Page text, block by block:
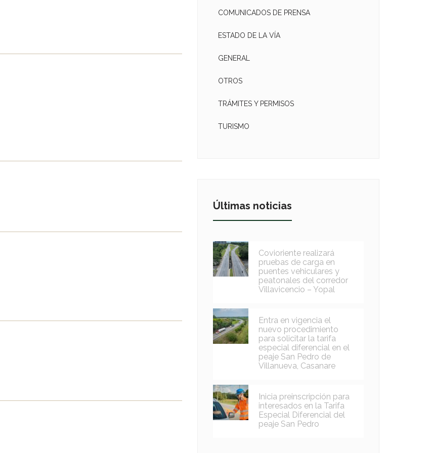
COMUNICADOS DE PRENSA
ESTADO DE LA VÍA
GENERAL
OTROS
TRÁMITES Y PERMISOS
TURISMO
Últimas noticias
Covioriente realizará
pruebas de carga en
puentes vehiculares y
peatonales del corredor
Villavicencio – Yopal
Entra en vigencia el
nuevo procedimiento
para solicitar la tarifa
especial diferencial en el
peaje San Pedro de
Villanueva, Casanare
Inicia preinscripción para
interesados en la Tarifa
Especial Diferencial del
peaje San Pedro